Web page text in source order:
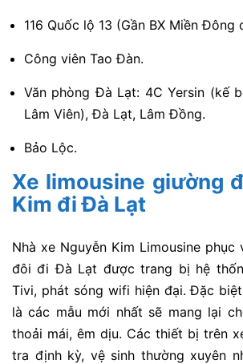
116 Quốc lộ 13 (Gần BX Miền Đông
Công viên Tao Đàn.
Văn phòng Đà Lạt: 4C Yersin (kế
Lâm Viên), Đà Lạt, Lâm Đồng.
Bảo Lộc.
Xe limousine giường
Kim đi Đà Lạt
Nhà xe Nguyễn Kim Limousine
đôi đi Đà Lạt được trang bị hệ
Tivi, phát sóng wifi hiện đại. Đặc
là các mẫu mới nhất sẽ mang lại
thoải mái, êm dịu. Các thiết bị trên
tra định kỳ, vệ sinh thường xuyên